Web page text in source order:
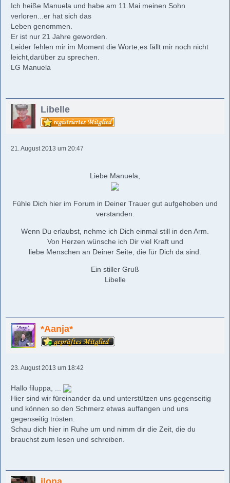
Ich heiße Manuela und habe am 11.Mai meinen Sohn
verloren...er hat sich das
Leben genommen.
Er ist nur 21 Jahre geworden.
Leider fehlen mir im Moment die Worte,es fällt mir noch nicht
leicht,darüber zu sprechen.
LG Manuela
Libelle
21. August 2013 um 20:47
Liebe Manuela,
Fühle Dich hier im Forum in Deiner Trauer gut aufgehoben und
verstanden.
Wenn Du erlaubst, nehme ich Dich einmal still in den Arm.
Von Herzen wünsche ich Dir viel Kraft und
liebe Menschen an Deiner Seite, die für Dich da sind.
Ein stiller Gruß
Libelle
*Aanja*
23. August 2013 um 18:42
Hallo filuppa, ...
Hier sind wir füreinander da und unterstützen uns gegenseitig
und können so den Schmerz etwas auffangen und uns
gegenseitig trösten.
Schau dich hier in Ruhe um und nimm dir die Zeit, die du
brauchst zum lesen und schreiben.